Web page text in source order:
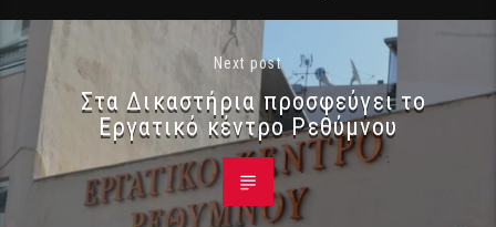
Next post
Στα Δικαστήρια προσφεύγει το
Εργατικό κέντρο Ρεθύμνου